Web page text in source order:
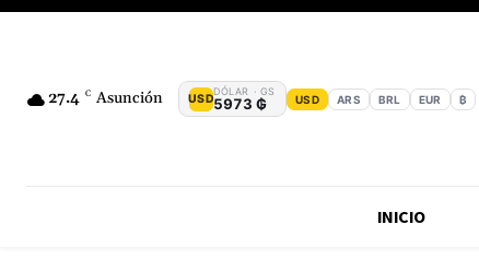
27.4 C Asunción USD
DÓLAR · GS
5973 ₲ USD ARS BRL EUR ₿
INICIO